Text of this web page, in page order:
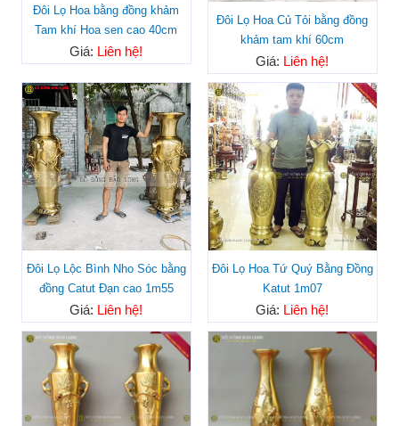
Đôi Lọ Hoa bằng đồng khảm
Tam khí Hoa sen cao 40cm
Giá: Liên hệ!
Đôi Lọ Hoa Củ Tỏi bằng đồng
khảm tam khí 60cm
Giá: Liên hệ!
Đôi Lọ Lộc Bình Nho Sóc bằng
đồng Catut Đạn cao 1m55
Giá: Liên hệ!
Đôi Lọ Hoa Tứ Quý Bằng Đồng
Katut 1m07
Giá: Liên hệ!